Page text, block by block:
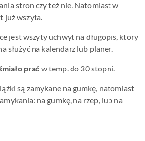
stron czy też nie. Natomiast w
już wszyta.
jest wszyty uchwyt na długopis, który
służyć na kalendarz lub planer.
prać w temp. do 30 stopni.
są zamykane na gumkę, natomiast
na gumkę, na rzep, lub na